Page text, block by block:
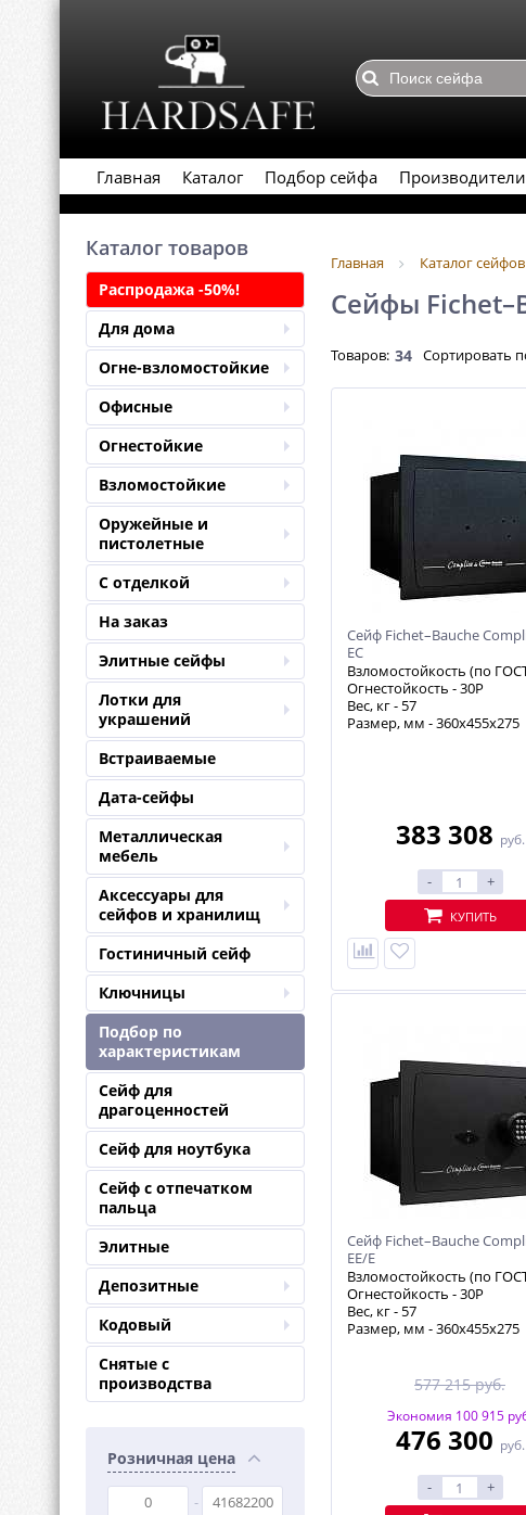
Главная Каталог Подбор сейфа Производители
Каталог товаров
Распродажа -50%!
Для дома
Огне-взломостойкие
Офисные
Огнестойкие
Взломостойкие
Оружейные и
пистолетные
С отделкой
На заказ
Элитные сейфы
Лотки для
украшений
Встраиваемые
Дата-сейфы
Металлическая
мебель
Аксессуары для
сейфов и хранилищ
Гостиничный сейф
Ключницы
Подбор по
характеристикам
Сейф для
драгоценностей
Сейф для ноутбука
Сейф с отпечатком
пальца
Элитные
Депозитные
Кодовый
Снятые с
производства
Розничная цена
Главная Каталог сейфов
Сейфы
Товаров: 34 Сортировать
Сейф Fichet–Bauche
EC
Взломостойкость (по
Огнестойкость -30P
Вес, кг - 57
Размер, мм - 360х455х275
383 308 руб.
- +
КУПИТЬ
Сейф Fichet–Bauche
EE/E
Взломостойкость (по
Огнестойкость -30P
Вес, кг - 57
Размер, мм - 360х455х275
577 215 руб.
Экономия 100 915
476 300 руб.
- +